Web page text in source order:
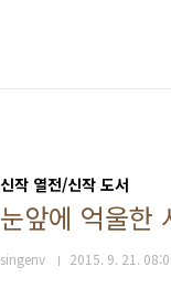
신작 열전/신작 도서
눈앞에 억울한
singenv 2015. 9. 21.